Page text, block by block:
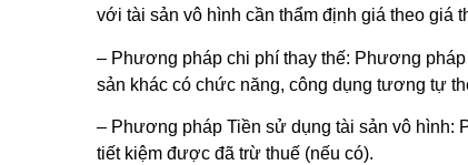
với tài sản vô hình cần thẩm định giá theo giá
– Phương pháp chi phí thay thế: Phương
sản khác có chức năng, công dụng tương tự
– Phương pháp Tiền sử dụng tài sản vô hình:
tiết kiệm được đã trừ thuế (nếu có).